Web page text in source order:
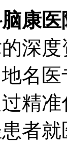
康医
深
名
精
患者